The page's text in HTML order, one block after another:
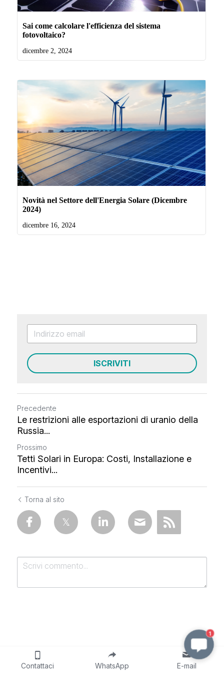
ISCRIVITI
Precedente
Le restrizioni alle esportazioni di uranio della
Russia...
Prossimo
Tetti Solari in Europa: Costi, Installazione e
Incentivi...
Torna al sito
Invia
1
Contattaci WhatsApp E-mail